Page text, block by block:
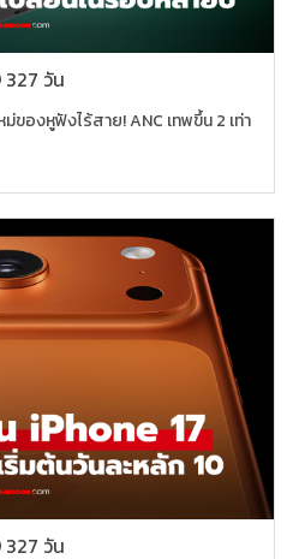
327 วัน
ของหูฟังไร้สาย! ANC เทพขึ้น 2 เท่า
327 วัน